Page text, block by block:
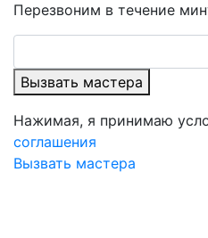
Перезвоним в течение
Вызвать мастера
Нажимая, я принимаю
соглашения
Вызвать мастера